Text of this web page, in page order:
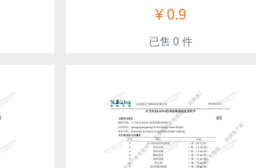
¥ 0.9
已售 0 件